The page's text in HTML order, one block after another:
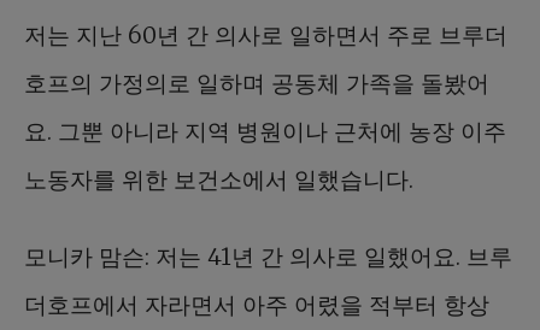
저는 지난 60년 간 의사로 일하면서 주로 브루더
호프의 가정의로 일하며 공동체 가족을 돌봤어
요. 그뿐 아니라 지역 병원이나 근처에 농장 이주
노동자를 위한 보건소에서 일했습니다.
모니카 맘슨: 저는 41년 간 의사로 일했어요. 브루
더호프에서 자라면서 아주 어렸을 적부터 항상